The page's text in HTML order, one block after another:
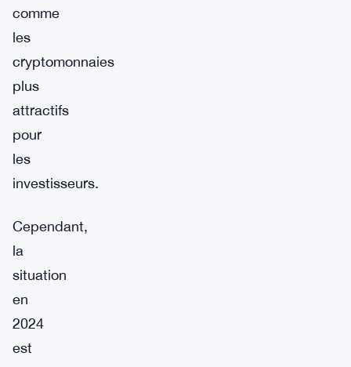
comme
les
cryptomonnaies
plus
attractifs
pour
les
investisseurs.
Cependant,
la
situation
en
2024
est